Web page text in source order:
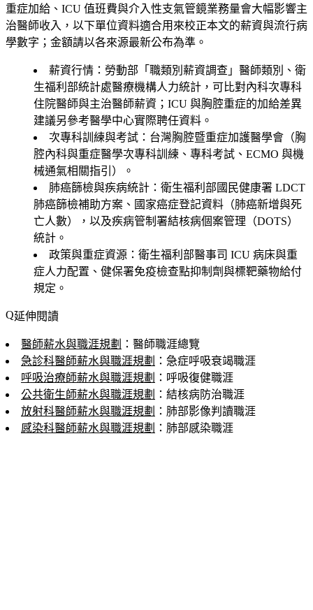
重症加給、ICU 值班費與介入性支氣管鏡業務量會大幅影響主
治醫師收入，以下單位資料適合用來校正本文的薪資與流行病
學數字；金額請以各來源最新公布為準。
薪資行情 ：勞動部「職類別薪資調查」醫師類別、衛
生福利部統計處醫療機構人力統計，可比對內科次專科
住院醫師與主治醫師薪資；ICU 與胸腔重症的加給差異
建議另參考醫學中心實際聘任資料。
次專科訓練與考試 ：台灣胸腔暨重症加護醫學會（胸
腔內科與重症醫學次專科訓練、專科考試、ECMO 與機
械通氣相關指引）。
肺癌篩檢與疾病統計 ：衛生福利部國民健康署 LDCT
肺癌篩檢補助方案、國家癌症登記資料（肺癌新增與死
亡人數），以及疾病管制署結核病個案管理（DOTS）
統計。
政策與重症資源 ：衛生福利部醫事司 ICU 病床與重
症人力配置、健保署免疫檢查點抑制劑與標靶藥物給付
規定。
延伸閱讀
醫師薪水與職涯規劃 ：醫師職涯總覽
急診科醫師薪水與職涯規劃 ：急症呼吸衰竭職涯
呼吸治療師薪水與職涯規劃 ：呼吸復健職涯
公共衛生師薪水與職涯規劃 ：結核病防治職涯
放射科醫師薪水與職涯規劃 ：肺部影像判讀職涯
感染科醫師薪水與職涯規劃 ：肺部感染職涯